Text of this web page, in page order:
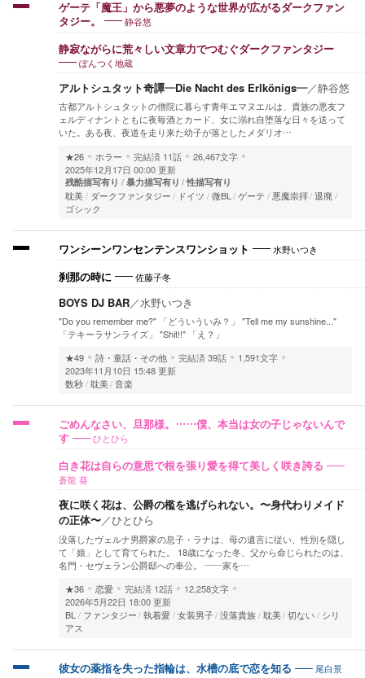
ゲーテ「魔王」から悪夢のような世界が広がるダークファン
タジー。
静谷悠
静寂ながらに荒々しい文章力でつむぐダークファンタジー
ぽんつく地蔵
アルトシュタット奇譚―Die Nacht des Erlkönigs―／静谷悠
古都アルトシュタットの僧院に暮らす青年エマヌエルは、貴族の悪友フ
ェルディナントともに夜毎酒とカード、女に溺れ自堕落な日々を送って
いた。ある夜、夜道を走り来た幼子が落としたメダリオ…
★26
ホラー 完結済 11話
26,467文字
2025年12月17日 00:00 更新
残酷描写有り 暴力描写有り 性描写有り
耽美 ダークファンタジー ドイツ 微BL ゲーテ 悪魔崇拝 退廃
ゴシック
ワンシーンワンセンテンスワンショット 水野いつき
刹那の時に 佐藤子冬
BOYS DJ BAR／水野いつき
"Do you remember me?" 「どういういみ？」 "Tell me my sunshine..."
「テキーラサンライズ」 "Shit!!" 「え？」
★49
詩・童話・その他 完結済39話
1,591文字
2023年11月10日 15:48 更新
数秒 耽美 音楽
ごめんなさい、旦那様。……僕、本当は女の子じゃないんで
す
ひとひら
白き花は自らの意思で根を張り愛を得て美しく咲き誇る
蒼龍 葵
夜に咲く花は、公爵の檻を逃げられない。〜身代わりメイド
の正体〜／ひとひら
没落したヴェルナ男爵家の息子・ラナは、母の遺言に従い、性別を隠し
て「娘」として育てられた。 18歳になった冬、父から命じられたのは、
名門・セヴェラン公爵邸への奉公。 ――家を…
★36
恋愛 完結済 12話
12,258文字
2026年5月22日 18:00 更新
BL
ファンタジー 執着愛 女装男子 没落貴族 耽美 切ない
シリ
アス
彼女の薬指を失った指輪は、水槽の底で恋を知る 尾白景